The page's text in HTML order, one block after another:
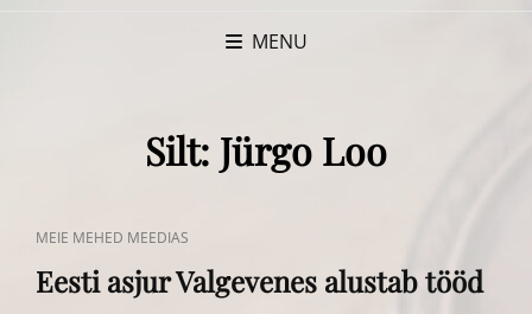
MENU
Silt: Jürgo Loo
CAT
LINKS
MEIE MEHED MEEDIAS
Eesti asjur Valgevenes alustab tööd